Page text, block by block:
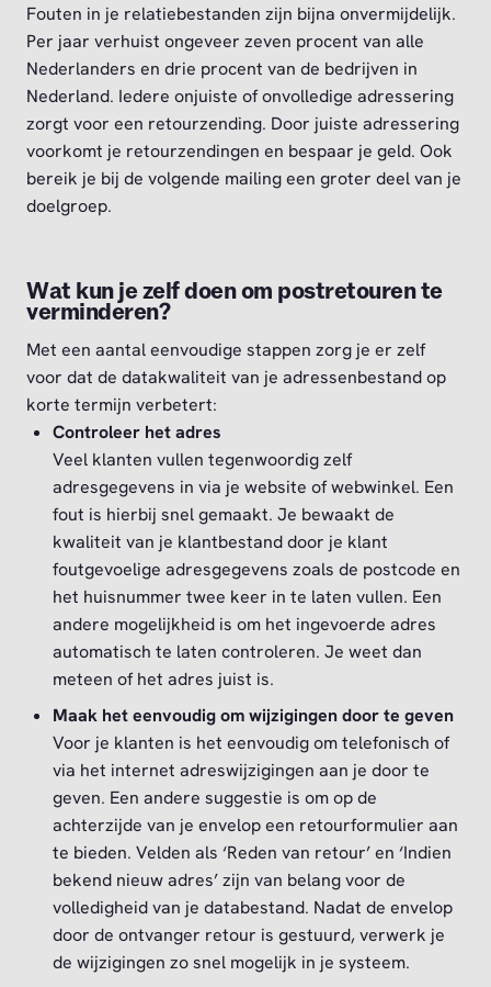
Fouten in je relatiebestanden zijn bijna onvermijdelijk.
Per jaar verhuist ongeveer zeven procent van alle
Nederlanders en drie procent van de bedrijven in
Nederland. Iedere onjuiste of onvolledige adressering
zorgt voor een retourzending. Door juiste adressering
voorkomt je retourzendingen en bespaar je geld. Ook
bereik je bij de volgende mailing een groter deel van je
doelgroep.
Wat kun je zelf doen om postretouren te
verminderen?
Met een aantal eenvoudige stappen zorg je er zelf
voor dat de datakwaliteit van je adressenbestand op
korte termijn verbetert:
Controleer het adres
Veel klanten vullen tegenwoordig zelf
adresgegevens in via je website of webwinkel. Een
fout is hierbij snel gemaakt. Je bewaakt de
kwaliteit van je klantbestand door je klant
foutgevoelige adresgegevens zoals de postcode en
het huisnummer twee keer in te laten vullen. Een
andere mogelijkheid is om het ingevoerde adres
automatisch te laten controleren. Je weet dan
meteen of het adres juist is.
Maak het eenvoudig om wijzigingen door te geven
Voor je klanten is het eenvoudig om telefonisch of
via het internet adreswijzigingen aan je door te
geven. Een andere suggestie is om op de
achterzijde van je envelop een retourformulier aan
te bieden. Velden als ‘Reden van retour’ en ‘Indien
bekend nieuw adres’ zijn van belang voor de
volledigheid van je databestand. Nadat de envelop
door de ontvanger retour is gestuurd, verwerk je
de wijzigingen zo snel mogelijk in je systeem.